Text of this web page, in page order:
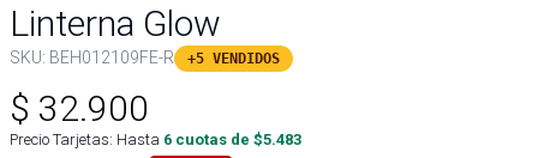
Linterna Glow
SKU: BEH012109FE-R +5 VENDIDOS
$ 32.900
Precio Tarjetas: Hasta 6 cuotas de $5.483